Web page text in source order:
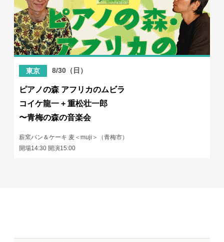
東京 8/30（日）
ピアノの森 アフリカのムビラ
コイケ龍一 + 重松壮一郎
〜青梅の森の音楽会
薪窯パン＆ケーキ 麦＜muji＞（青梅市）
開場14:30 開演15:00